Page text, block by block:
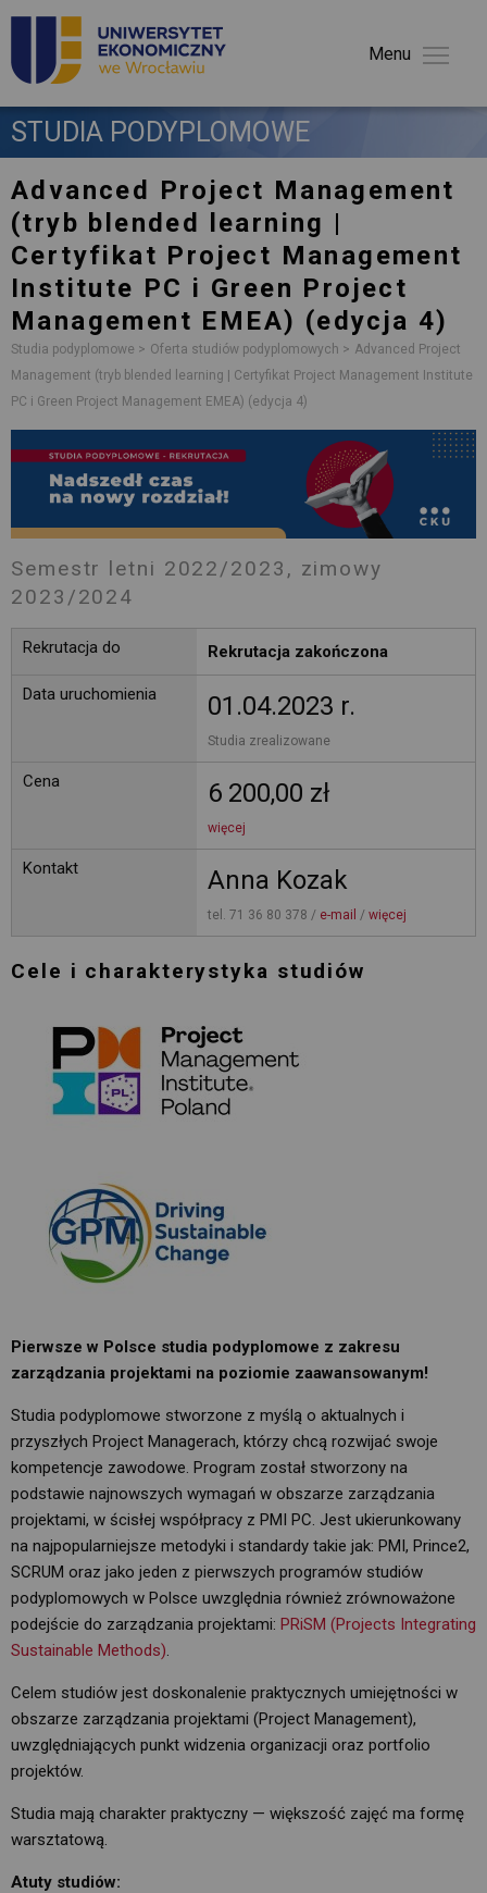
Menu
STUDIA PODYPLOMOWE
Advanced Project Management
(tryb blended learning |
Certyfikat Project Management
Institute PC i Green Project
Management EMEA) (edycja 4)
Studia podyplomowe Oferta studiów podyplomowych
Advanced Project
Management (tryb blended learning | Certyfikat Project Management Institute
PC i Green Project Management EMEA) (edycja 4)
Semestr letni 2022/2023, zimowy
2023/2024
Rekrutacja do Rekrutacja zakończona
Data uruchomienia 01.04.2023 r.
Studia zrealizowane
Cena 6 200,00 zł
więcej
Kontakt Anna Kozak
tel. 71 36 80 378 / e-mail / więcej
Cele i charakterystyka studiów
Pierwsze w Polsce studia podyplomowe z zakresu
zarządzania projektami na poziomie zaawansowanym!
Studia podyplomowe stworzone z myślą o aktualnych i
przyszłych Project Managerach, którzy chcą rozwijać swoje
kompetencje zawodowe. Program został stworzony na
podstawie najnowszych wymagań w obszarze zarządzania
projektami, w ścisłej współpracy z PMI PC. Jest ukierunkowany
na najpopularniejsze metodyki i standardy takie jak: PMI, Prince2,
SCRUM oraz jako jeden z pierwszych programów studiów
podyplomowych w Polsce uwzględnia również zrównoważone
podejście do zarządzania projektami: PRiSM (Projects Integrating
Sustainable Methods).
Celem studiów jest doskonalenie praktycznych umiejętności w
obszarze zarządzania projektami (Project Management),
uwzględniających punkt widzenia organizacji oraz portfolio
projektów.
Studia mają charakter praktyczny — większość zajęć ma formę
warsztatową.
Atuty studiów: